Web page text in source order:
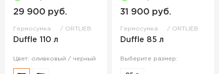
29 900 руб.
Гермосумка ORTLIEB
Duffle 110 л
Цвет: оливковый / черный
31 900 руб.
Гермосумка ORTLIEB
Duffle 85 л
Выберите размер: